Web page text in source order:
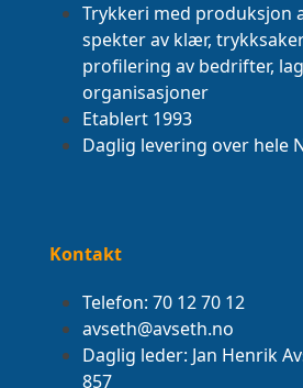
Trykkeri med produksjon
spekter av klær,
profilering av bedrifter,
organisasjoner
Etablert 1993
Daglig levering over hele
Kontakt
Telefon: 70 12 70 12
avseth@avseth.no
Daglig leder: Jan Henrik
857